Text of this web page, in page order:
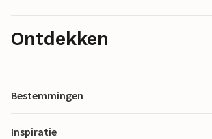
Ontdekken
Bestemmingen
Inspiratie